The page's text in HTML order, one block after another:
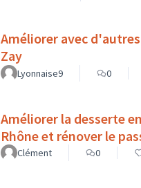
Améliorer avec
Zay
Lyonnaise9 0
Améliorer la desserte
Rhône et rénover le
Clément 0